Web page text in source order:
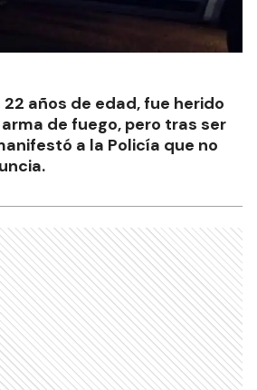
22 años de edad, fue herido
de fuego, pero tras ser
a la Policía que no